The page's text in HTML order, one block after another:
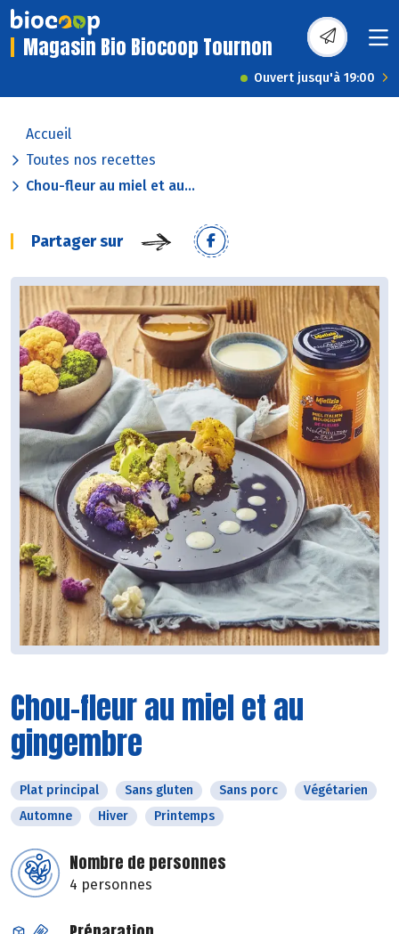
Magasin Bio Biocoop Tournon
Ouvert jusqu'à 19:00
Accueil
Toutes nos recettes
Chou-fleur au miel et au...
Partager sur
Chou-fleur au miel et au
gingembre
Plat principal Sans gluten Sans porc
Végétarien
Automne
Hiver Printemps
Nombre de personnes
4 personnes